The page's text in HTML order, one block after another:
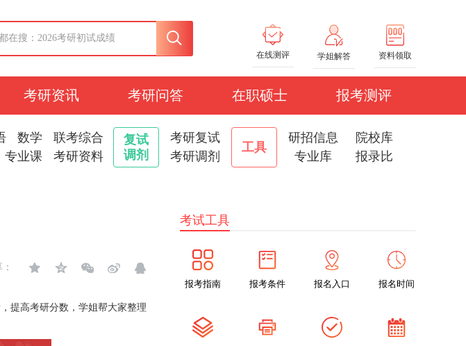
在线测评 学姐解答 资料领取
考研资讯 考研问答 在职硕士 报考测评
数学
联考综合
专业课 考研资料
复试
调剂
考研复试
考研调剂
工具
研招信息
院校库
专业库
报录比
提高考研分数，学姐帮大家整理
考试工具
报考指南 报考条件 报名入口 报名时间